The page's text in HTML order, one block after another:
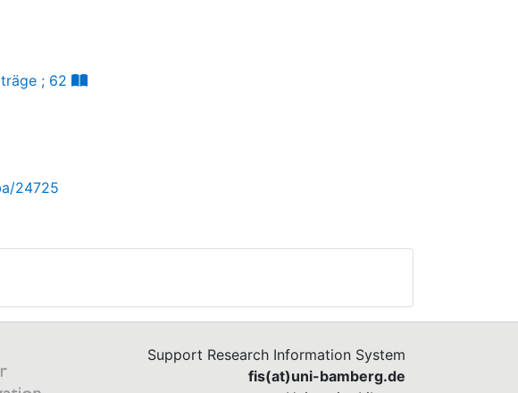
; 62
24725
Support Research Information System
fis(at)uni-bamberg.de